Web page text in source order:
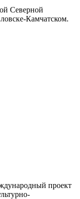
Северной
Камчатском.
проект